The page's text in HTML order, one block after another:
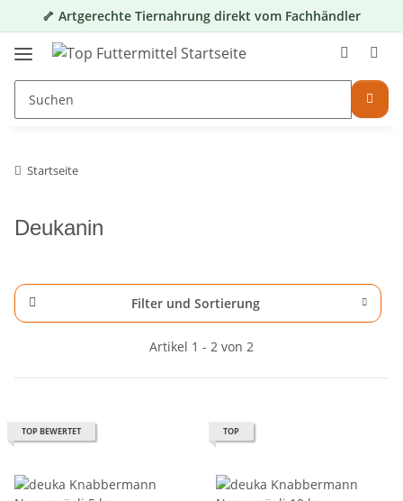
🦴 Artgerechte Tiernahrung direkt vom Fachhändler
Startseite
Deukanin
Filter und Sortierung
Artikel 1 - 2 von 2
TOP BEWERTET TOP